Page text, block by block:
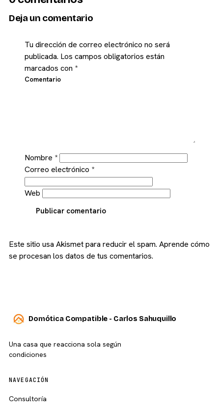
Deja un comentario
Tu dirección de correo electrónico no será
publicada. Los campos obligatorios están
marcados con *
Comentario
Nombre *
Correo electrónico *
Web
Publicar comentario
Este sitio usa Akismet para reducir el spam. Aprende cómo
se procesan los datos de tus comentarios.
Domótica Compatible - Carlos Sahuquillo
Una casa que reacciona sola según
condiciones
NAVEGACIÓN
Consultoría